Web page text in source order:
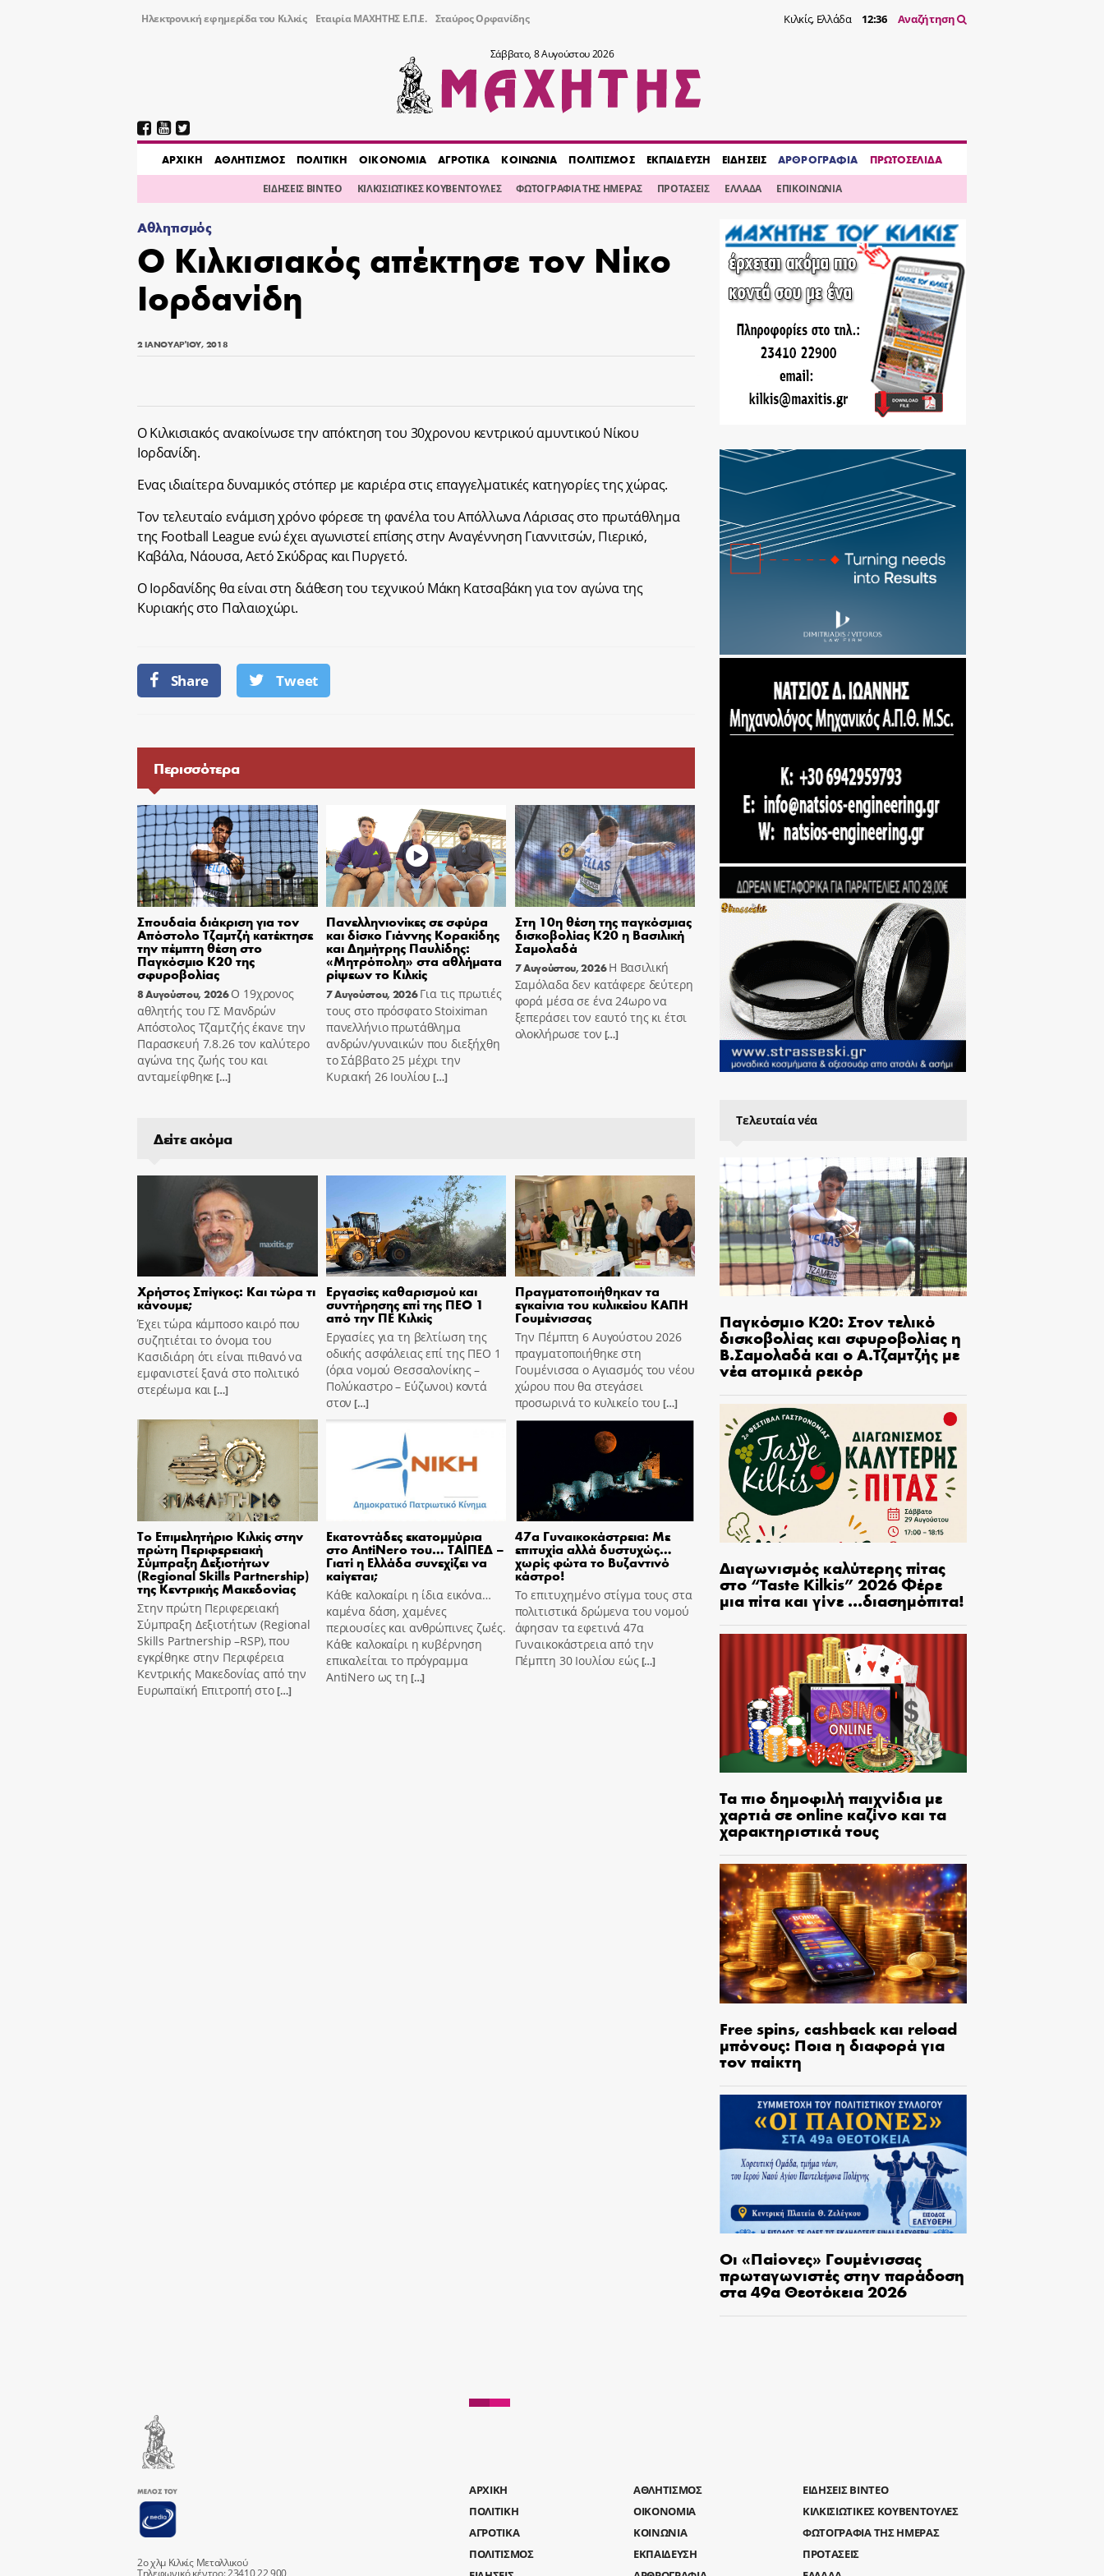
Ηλεκτρονική εφημερίδα του Κιλκίς Εταιρία ΜΑΧΗΤΗΣ Ε.Π.Ε. Σταύρος Ορφανίδης Κιλκίς, Ελλάδα 12:36 Αναζήτηση
Σάββατο, 8 Αυγούστου 2026
AΡΧΙΚΗ ΑΘΛΗΤΙΣΜΟΣ ΠΟΛΙΤΙΚΗ ΟΙΚΟΝΟΜΙΑ ΑΓΡΟΤΙΚΑ ΚΟΙΝΩΝΙΑ ΠΟΛΙΤΙΣΜΟΣ ΕΚΠΑΙΔΕΥΣΗ ΕΙΔΗΣΕΙΣ ΑΡΘΡΟΓΡΑΦΙΑ ΠΡΩΤΟΣΕΛΙΔΑ
ΕΙΔΗΣΕΙΣ ΒΙΝΤΕΟ ΚΙΛΚΙΣΙΩΤΙΚΕΣ ΚΟΥΒΕΝΤΟΥΛΕΣ ΦΩΤΟΓΡΑΦΙΑ ΤΗΣ ΗΜΕΡΑΣ ΠΡΟΤΑΣΕΙΣ ΕΛΛΑΔΑ ΕΠΙΚΟΙΝΩΝΙΑ
Αθλητισμός
Ο Κιλκισιακός απέκτησε τον Νίκο
Ιορδανίδη
2 ΙΑΝΟΥΑΡΊΟΥ, 2018
Ο Κιλκισιακός ανακοίνωσε την απόκτηση του 30χρονου κεντρικού αμυντικού Νίκου
Ιορδανίδη.
Ενας ιδιαίτερα δυναμικός στόπερ με καριέρα στις επαγγελματικές κατηγορίες της χώρας.
Τον τελευταίο ενάμιση χρόνο φόρεσε τη φανέλα του Απόλλωνα Λάρισας στο πρωτάθλημα
της Football League ενώ έχει αγωνιστεί επίσης στην Αναγέννηση Γιαννιτσών, Πιερικό,
Καβάλα, Νάουσα, Αετό Σκύδρας και Πυργετό.
Ο Ιορδανίδης θα είναι στη διάθεση του τεχνικού Μάκη Κατσαβάκη για τον αγώνα της
Κυριακής στο Παλαιοχώρι.
Share Tweet
Περισσότερα
Σπουδαία διάκριση για τον
Απόστολο Τζαμτζή κατέκτησε
την πέμπτη θέση στο
Παγκόσμιο Κ20 της
σφυροβολίας
8 Αυγούστου, 2026Ο 19χρονος
αθλητής του ΓΣ Μανδρών
Απόστολος Τζαμτζής έκανε την
Παρασκευή 7.8.26 τον καλύτερο
αγώνα της ζωής του και
ανταμείφθηκε […]
Πανελληνιονίκες σε σφύρα
και δίσκο Γιάννης Κορακίδης
και Δημήτρης Παυλίδης:
«Μητρόπολη» στα αθλήματα
ρίψεων το Κιλκίς
7 Αυγούστου, 2026 Για τις πρωτιές
τους στο πρόσφατο Stoiximan
πανελλήνιο πρωτάθλημα
ανδρών/γυναικών που διεξήχθη
το Σάββατο 25 μέχρι την
Κυριακή 26 Ιουλίου […]
Στη 10η θέση της παγκόσμιας
δισκοβολίας Κ20 η Βασιλική
Σαμολαδά
7 Αυγούστου, 2026 Η Βασιλική
Σαμόλαδα δεν κατάφερε δεύτερη
φορά μέσα σε ένα 24ωρο να
ξεπεράσει τον εαυτό της κι έτσι
ολοκλήρωσε τον […]
Δείτε ακόμα
Χρήστος Σπίγκος: Και τώρα τι
κάνουμε;
Έχει τώρα κάμποσο καιρό που
συζητιέται το όνομα του
Κασιδιάρη ότι είναι πιθανό να
εμφανιστεί ξανά στο πολιτικό
στερέωμα και[…]
Εργασίες καθαρισμού και
συντήρησης επί της ΠΕΟ 1
από την ΠΕ Κιλκίς
Εργασίες για τη βελτίωση της
οδικής ασφάλειας επί της ΠΕΟ 1
(όρια νομού Θεσσαλονίκης –
Πολύκαστρο – Εύζωνοι) κοντά
στον […]
Πραγματοποιήθηκαν τα
εγκαίνια του κυλικείου ΚΑΠΗ
Γουμένισσας
Την Πέμπτη 6 Αυγούστου 2026
πραγματοποιήθηκε στη
Γουμένισσα ο Αγιασμός του νέου
χώρου που θα στεγάσει
προσωρινά το κυλικείο του […]
Το Επιμελητήριο Κιλκίς στην
πρώτη Περιφερειακή
Σύμπραξη Δεξιοτήτων
(Regional Skills Partnership)
της Κεντρικής Μακεδονίας
Στην πρώτη Περιφερειακή
Σύμπραξη Δεξιοτήτων (Regional
Skills Partnership –RSP), που
εγκρίθηκε στην Περιφέρεια
Κεντρικής Μακεδονίας από την
Ευρωπαϊκή Επιτροπή στο[…]
Εκατοντάδες εκατομμύρια
στο AntiNero του… ΤΑΙΠΕΔ –
Γιατί η Ελλάδα συνεχίζει να
καίγεται;
Κάθε καλοκαίρι η ίδια εικόνα…
καμένα δάση, χαμένες
περιουσίες και ανθρώπινες ζωές.
Κάθε καλοκαίρι η κυβέρνηση
επικαλείται το πρόγραμμα
AntiNero ως τη […]
47α Γυναικοκάστρεια: Με
επιτυχία αλλά δυστυχώς…
χωρίς φώτα το Βυζαντινό
κάστρο!
Το επιτυχημένο στίγμα τους στα
πολιτιστικά δρώμενα του νομού
άφησαν τα εφετινά 47α
Γυναικοκάστρεια από την
Πέμπτη 30 Ιουλίου εώς[…]
Τελευταία νέα
Παγκόσμιο Κ20: Στον τελικό
δισκοβολίας και σφυροβολίας η
Β.Σαμολαδά και ο Α.Τζαμτζής με
νέα ατομικά ρεκόρ
Διαγωνισμός καλύτερης πίτας
στο “Taste Kilkis” 2026 Φέρε
μια πίτα και γίνε …διασημόπιτα!
Τα πιο δημοφιλή παιχνίδια με
χαρτιά σε online καζίνο και τα
χαρακτηριστικά τους
Free spins, cashback και reload
μπόνους: Ποια η διαφορά για
τον παίκτη
Οι «Παίονες» Γουμένισσας
πρωταγωνιστές στην παράδοση
στα 49α Θεοτόκεια 2026
2ο χλμ Κιλκίς Μεταλλικού
Τηλεφωνικό κέντρο: 23410 22 900
AΡΧΙΚΗ
ΑΘΛΗΤΙΣΜΟΣ
ΠΟΛΙΤΙΚΗ
ΟΙΚΟΝΟΜΙΑ
ΑΓΡΟΤΙΚΑ
ΚΟΙΝΩΝΙΑ
ΠΟΛΙΤΙΣΜΟΣ
ΕΚΠΑΙΔΕΥΣΗ
ΕΙΔΗΣΕΙΣ ΒΙΝΤΕΟ
ΚΙΛΚΙΣΙΩΤΙΚΕΣ ΚΟΥΒΕΝΤΟΥΛΕΣ
ΦΩΤΟΓΡΑΦΙΑ ΤΗΣ ΗΜΕΡΑΣ
ΠΡΟΤΑΣΕΙΣ